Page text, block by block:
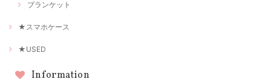
ブランケット
★スマホケース
★USED
Information